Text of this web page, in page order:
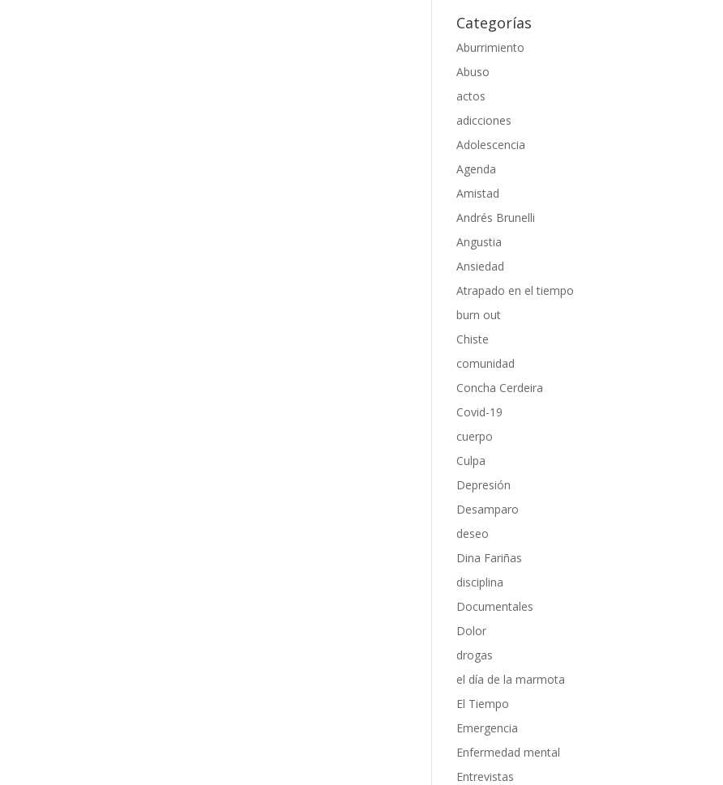
Categorías
Aburrimiento
Abuso
actos
adicciones
Adolescencia
Agenda
Amistad
Andrés Brunelli
Angustia
Ansiedad
Atrapado en el tiempo
burn out
Chiste
comunidad
Concha Cerdeira
Covid-19
cuerpo
Culpa
Depresión
Desamparo
deseo
Dina Fariñas
disciplina
Documentales
Dolor
drogas
el día de la marmota
El Tiempo
Emergencia
Enfermedad mental
Entrevistas